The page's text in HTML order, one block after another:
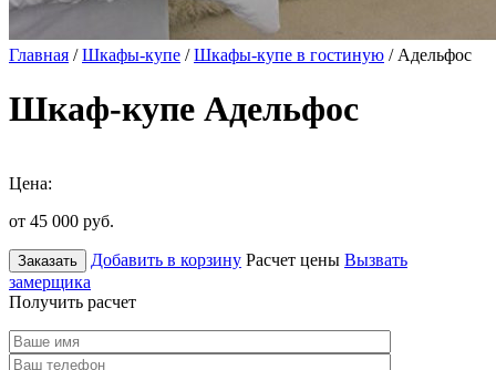
Главная /Шкафы-купе /Шкафы-купе в гостиную / Адельфос
Шкаф-купе Адельфос
Цена:
от 45 000 руб.
Заказать Добавить в корзину Расчет цены Вызвать
замерщика
Получить расчет